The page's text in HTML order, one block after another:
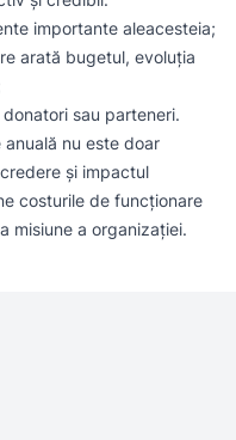
importante aleacesteia;
arată bugetul, evoluția
sau parteneri.
nu este doar
și impactul
costurile de funcționare
misiune a organizației.